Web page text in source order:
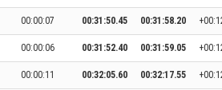
00:00:07 00:31:50.45 00:31:58.20
00:00:06 00:31:52.40 00:31:59.05
00:00:11 00:32:05.60 00:32:17.55